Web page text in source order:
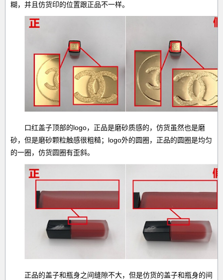
糊，并且仿货印的位置跟正品不一样。
口红盖子顶部的logo，正品是磨砂质感的，仿货虽然也是磨
砂，但是磨砂颗粒触感很粗糙；logo外的圆圈，正品的圆圈是均匀
的一圈，仿货圆圈有歪斜。
正品的盖子和瓶身之间缝隙不大，但是仿货的盖子和瓶身的间